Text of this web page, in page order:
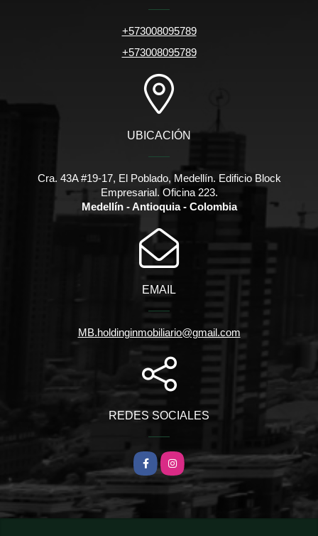
+573008095789
+573008095789
UBICACIÓN
Cra. 43A #19-17, El Poblado, Medellín. Edificio Block
Empresarial. Oficina 223.
Medellín - Antioquia - Colombia
EMAIL
MB.holdinginmobiliario@gmail.com
REDES SOCIALES
FacebookInstagram